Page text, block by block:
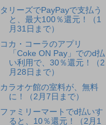
タリーズでPayPayで支払う
と、最大100％還元！（1
月31日まで）
コカ・コーラのアプリ
「Coke ON Pay」でのd払
い利用で、30％還元！（2
月28日まで）
カラオケ館の室料が、無料
に！（2月7日まで）
ファミリーマートでd払いす
ると、10％還元！（2月1